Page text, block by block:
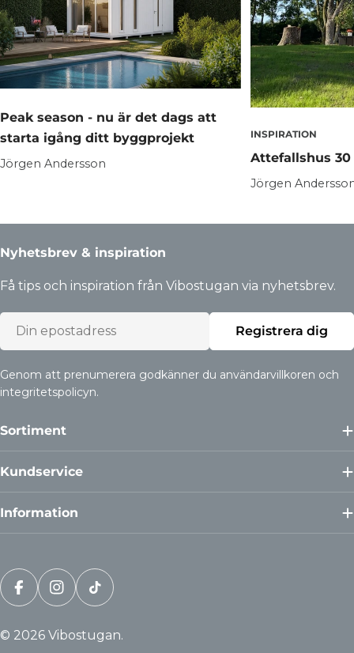
Peak season - nu är det dags att
starta igång ditt byggprojekt
Jörgen Andersson
INSPIRATION
Attefallshus
Jörgen
Sortiment
Kundservice
Information
Nyhetsbrev & inspiration
Få tips och inspiration från Vibostugan via nyhetsbrev.
Epost
Registrera dig
Genom att prenumerera godkänner du användarvillkoren och
integritetspolicyn.
Betalning
FacebookInstagram
Tiktok
© 2026 Vibostugan.